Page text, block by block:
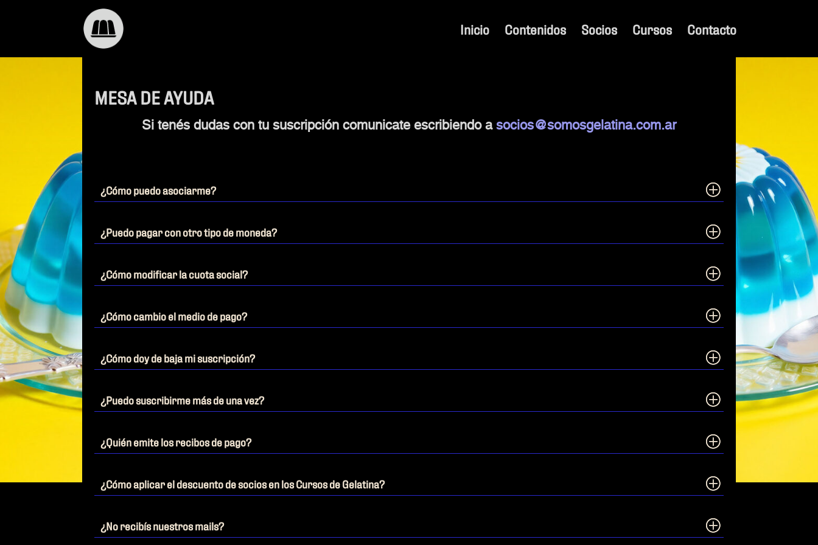
Inicio Contenidos Socios Cursos Contacto
MESA DE AYUDA
Si tenés dudas con tu suscripción comunicate escribiendo a socios@somosgelatina.com.ar
¿Cómo puedo asociarme?
¿Puedo pagar con otro tipo de moneda?
¿Cómo modificar la cuota social?
¿Cómo cambio el medio de pago?
¿Cómo doy de baja mi suscripción?
¿Puedo suscribirme más de una vez?
¿Quién emite los recibos de pago?
¿Cómo aplicar el descuento de socios en los Cursos de Gelatina?
¿No recibís nuestros mails?